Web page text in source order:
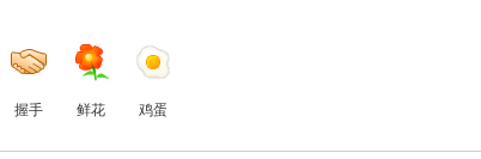
握手 鲜花 鸡蛋